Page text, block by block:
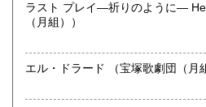
書籍の買取について
詳細は当店のHPをご確認ください
https://
取り扱い分野
ラスト プレイ―祈りのように― Heat on
（月組））
エル・ドラード （宝塚歌劇団（